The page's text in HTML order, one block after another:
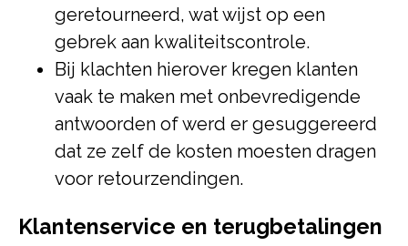
geretourneerd, wat wijst op een
gebrek aan kwaliteitscontrole.
Bij klachten hierover kregen klanten
vaak te maken met onbevredigende
antwoorden of werd er gesuggereerd
dat ze zelf de kosten moesten dragen
voor retourzendingen.
Klantenservice en terugbetalingen